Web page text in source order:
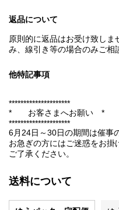
返品について
原則的に返品はお受け致し
み、線引き等の場合のみご相
他特記事項
*********************
* お客さまへお願い *
*********************
6月24日～30日の期間は催事
お急ぎの方にはご迷惑をお掛
ご了承ください。
送料について